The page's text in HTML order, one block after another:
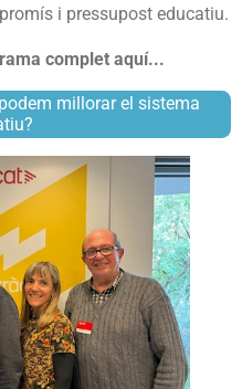
i pressupost educatiu.
complet aquí...
millorar el sistema